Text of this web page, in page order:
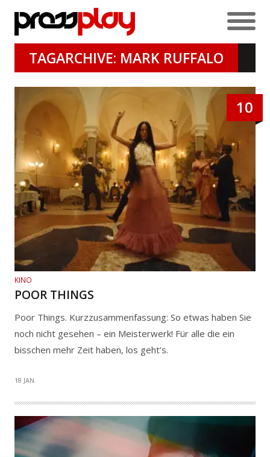
TAGARCHIVE: MARK RUFFALO
10
KINO
POOR THINGS
Poor Things. Kurzzusammenfassung: So etwas haben Sie
noch nicht gesehen – ein Meisterwerk! Für alle die ein
bisschen mehr Zeit haben, los geht’s.
18 JAN.